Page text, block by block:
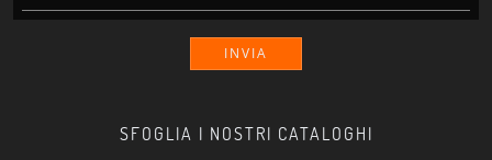
SFOGLIA I NOSTRI CATALOGHI
INVIA